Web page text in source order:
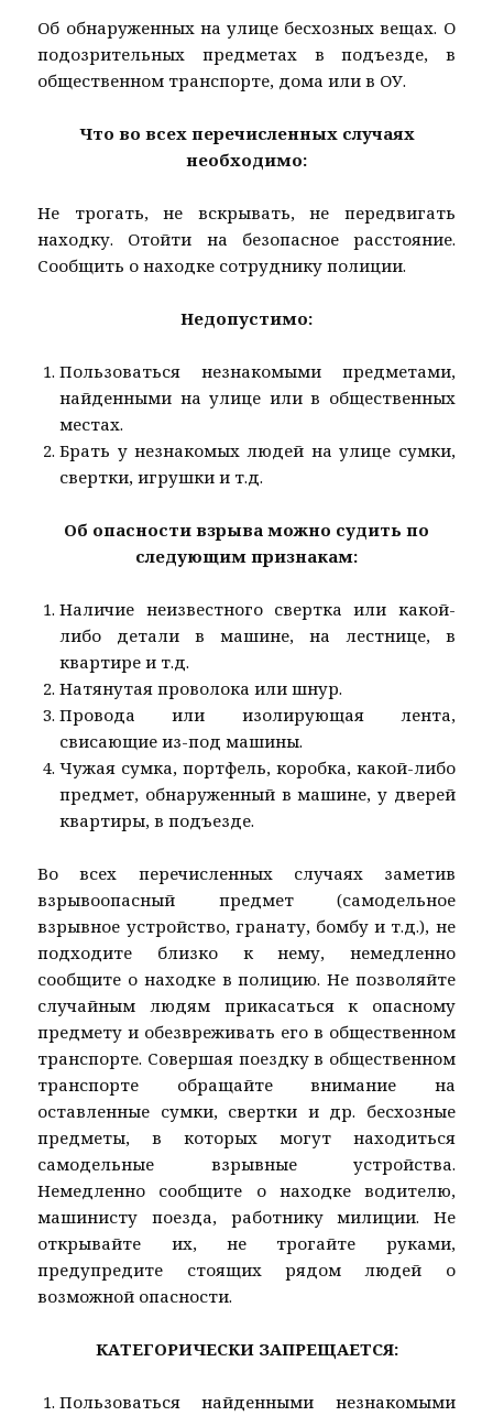
Об обнаруженных на улице бесхозных вещах. О
подозрительных предметах в подъезде, в
общественном транспорте, дома или в ОУ.
Что во всех перечисленных случаях
необходимо:
Не трогать, не вскрывать, не передвигать
находку. Отойти на безопасное расстояние.
Сообщить о находке сотруднику полиции.
Недопустимо:
Пользоваться незнакомыми предметами,
найденными на улице или в общественных
местах.
Брать у незнакомых людей на улице сумки,
свертки, игрушки и т.д.
Об опасности взрыва можно судить по
следующим признакам:
Наличие неизвестного свертка или какой-
либо детали в машине, на лестнице, в
квартире и т.д.
Натянутая проволока или шнур.
Провода или изолирующая лента,
свисающие из-под машины.
Чужая сумка, портфель, коробка, какой-либо
предмет, обнаруженный в машине, у дверей
квартиры, в подъезде.
Во всех перечисленных случаях заметив
взрывоопасный предмет (самодельное
взрывное устройство, гранату, бомбу и т.д.), не
подходите близко к нему, немедленно
сообщите о находке в полицию. Не позволяйте
случайным людям прикасаться к опасному
предмету и обезвреживать его в общественном
транспорте. Совершая поездку в общественном
транспорте обращайте внимание на
оставленные сумки, свертки и др. бесхозные
предметы, в которых могут находиться
самодельные взрывные устройства.
Немедленно сообщите о находке водителю,
машинисту поезда, работнику милиции. Не
открывайте их, не трогайте руками,
предупредите стоящих рядом людей о
возможной опасности.
КАТЕГОРИЧЕСКИ ЗАПРЕЩАЕТСЯ:
Пользоваться найденными незнакомыми